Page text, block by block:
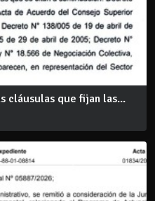
cláusulas que fijan las...